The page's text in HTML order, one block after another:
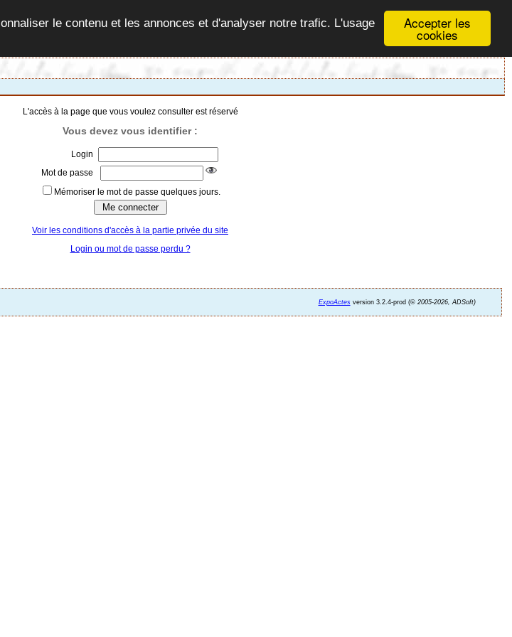
Accepter les
cookies
le contenu et les annonces et d'analyser notre trafic. L'usage
L'accès à la page que vous voulez consulter est réservé
Vous devez vous identifier :
Login
Mot de passe
Mémoriser le mot de passe quelques jours.
Voir les conditions d'accès à la partie privée du site
Login ou mot de passe perdu ?
ExpoActesversion 3.2.4-prod (©2005-2026, ADSoft)